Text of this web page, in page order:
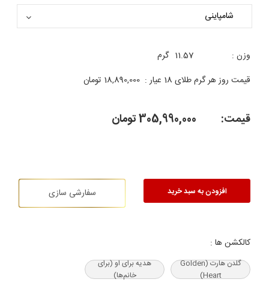
وزن : 11.57 گرم
قیمت روز هر گرم طلای 18 عیار :
18,890,000 تومان
قیمت: 305,990,000تومان
افزودن به سبد خرید سفارشی سازی
کالکشن ها :
گلدن هارت (Golden
Heart)
هدیه‌ برای او (برای
خانم‌ها)